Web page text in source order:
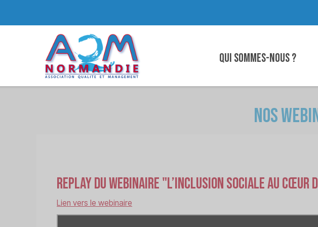
Qui sommes-nous ?
Nos
Replay du webinaire "L’inclusion sociale au cœur
Lien vers le webinaire